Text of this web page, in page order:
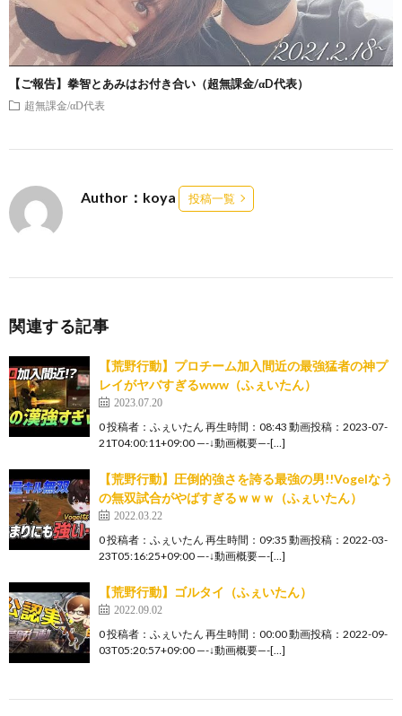
【ご報告】拳智とあみはお付き合い（超無課金/αD代表）
超無課金/αD代表
Author：koya 投稿一覧
関連する記事
【荒野行動】プロチーム加入間近の最強猛者の神プ
レイがヤバすぎるwww（ふぇいたん）
2023.07.20
0 投稿者：ふぇいたん 再生時間：08:43 動画投稿：2023-07-
21T04:00:11+09:00 —-↓動画概要—-[…]
【荒野行動】圧倒的強さを誇る最強の男!!Vogelなう
の無双試合がやばすぎるｗｗｗ（ふぇいたん）
2022.03.22
0 投稿者：ふぇいたん 再生時間：09:35 動画投稿：2022-03-
23T05:16:25+09:00 —-↓動画概要—-[…]
【荒野行動】ゴルタイ（ふぇいたん）
2022.09.02
0 投稿者：ふぇいたん 再生時間：00:00 動画投稿：2022-09-
03T05:20:57+09:00 —-↓動画概要—-[…]